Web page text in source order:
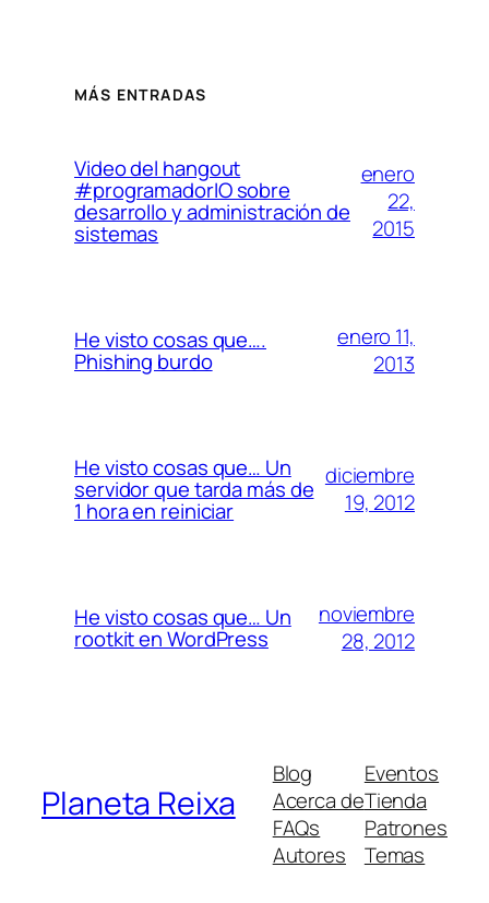
MÁS ENTRADAS
Video del hangout
#programadorIO sobre
desarrollo y administración de
sistemas
enero
22,
2015
He visto cosas que….
Phishing burdo
enero 11,
2013
He visto cosas que… Un
servidor que tarda más de
1 hora en reiniciar
diciembre
19, 2012
He visto cosas que… Un
rootkit en WordPress
noviembre
28, 2012
Planeta Reixa
Blog
Acerca de
FAQs
Autores
Eventos
Tienda
Patrones
Temas